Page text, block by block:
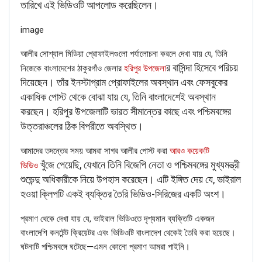
View this post on Instagram
And it’s a wrap. This movie is special to me on so
many levels. Not just because @roykapurfilms and
@rsvpmovies (Sid and ronnie) partnered with me on
তারিখে এই ভিডিওটি আপলোড করেছিলেন।
image
আলীর সোশ্যাল মিডিয়া প্রোফাইলগুলো পর্যালোচনা করলে দেখা যায় যে, তিনি
নিজেকে বাংলাদেশের ঠাকুরগাঁও জেলার হরিপুর উপজেলার বাসিন্দা হিসেবে পরিচয়
দিয়েছেন। তাঁর ইনস্টাগ্রাম প্রোফাইলের অবস্থান এবং ফেসবুকের
একাধিক পোস্ট থেকে বোঝা যায় যে, তিনি বাংলাদেশেই অবস্থান
করছেন। হরিপুর উপজেলাটি ভারত সীমান্তের কাছে এবং পশ্চিমবঙ্গের
উত্তরাঞ্চলের ঠিক বিপরীতে অবস্থিত।
আমাদের তদন্তের সময় আমরা সাগর আলীর পোস্ট করা আরও কয়েকটি
ভিডিও খুঁজে পেয়েছি, যেখানে তিনি বিজেপি নেতা ও পশ্চিমবঙ্গের মুখ্যমন্ত্রী
শুভেন্দু অধিকারীকে নিয়ে উপহাস করেছেন। এটি ইঙ্গিত দেয় যে, ভাইরাল
হওয়া ক্লিপটি একই ব্যক্তির তৈরি ভিডিও-সিরিজের একটি অংশ।
প্রমাণ থেকে দেখা যায় যে, ভাইরাল ভিডিওতে দৃশ্যমান ব্যক্তিটি একজন
বাংলাদেশি কনটেন্ট ক্রিয়েটর এবং ভিডিওটি বাংলাদেশ থেকেই তৈরি করা হয়েছে।
ঘটনাটি পশ্চিমবঙ্গে ঘটেছে—এমন কোনো প্রমাণ আমরা পাইনি।